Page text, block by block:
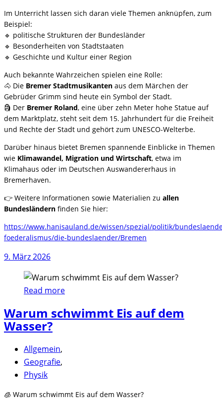
Im Unterricht lassen sich daran viele Themen anknüpfen, zum
Beispiel:
🔹 politische Strukturen der Bundesländer
🔹 Besonderheiten von Stadtstaaten
🔹 Geschichte und Kultur einer Region
Auch bekannte Wahrzeichen spielen eine Rolle:
🐴 Die Bremer Stadtmusikanten aus dem Märchen der
Gebrüder Grimm sind heute ein Symbol der Stadt.
🗿 Der Bremer Roland, eine über zehn Meter hohe Statue auf
dem Marktplatz, steht seit dem 15. Jahrhundert für die Freiheit
und Rechte der Stadt und gehört zum UNESCO-Welterbe.
Darüber hinaus bietet Bremen spannende Einblicke in Themen
wie Klimawandel, Migration und Wirtschaft, etwa im
Klimahaus oder im Deutschen Auswandererhaus in
Bremerhaven.
👉 Weitere Informationen sowie Materialien zu allen
Bundesländern finden Sie hier:
https://www.hanisauland.de/wissen/spezial/politik/
foederalismus/die-bundeslaender/Bremen
9. März 2026
Read more
Warum schwimmt Eis auf dem
Wasser?
Allgemein,
Geografie,
Physik
🧊 Warum schwimmt Eis auf dem Wasser?